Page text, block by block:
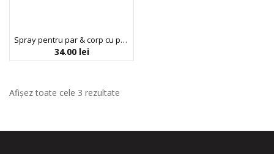
Spray pentru par & corp cu parfum de piper roz & ienupar, Boutique, 250 ml
34.00 lei
Afișez toate cele 3 rezultate